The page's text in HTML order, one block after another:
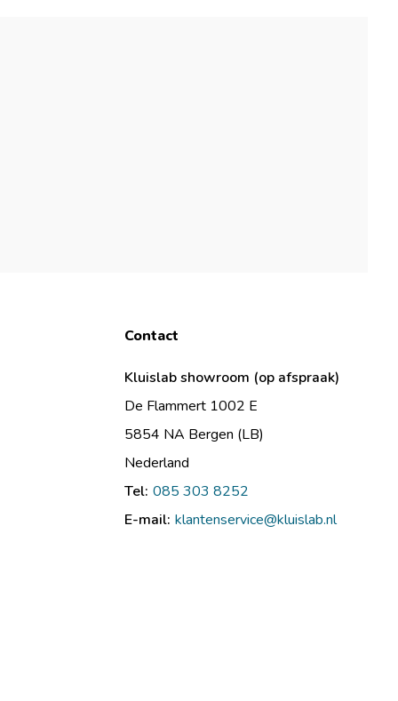
Contact
Kluislab showroom (op afspraak)
De Flammert 1002 E
5854 NA Bergen (LB)
Nederland
Tel: 085 303 8252
E-mail: klantenservice@kluislab.nl